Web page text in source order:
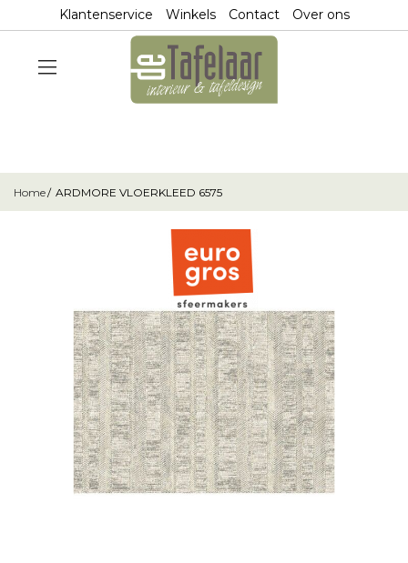
Klantenservice Winkels Contact Over ons
Home ARDMORE VLOERKLEED 6575